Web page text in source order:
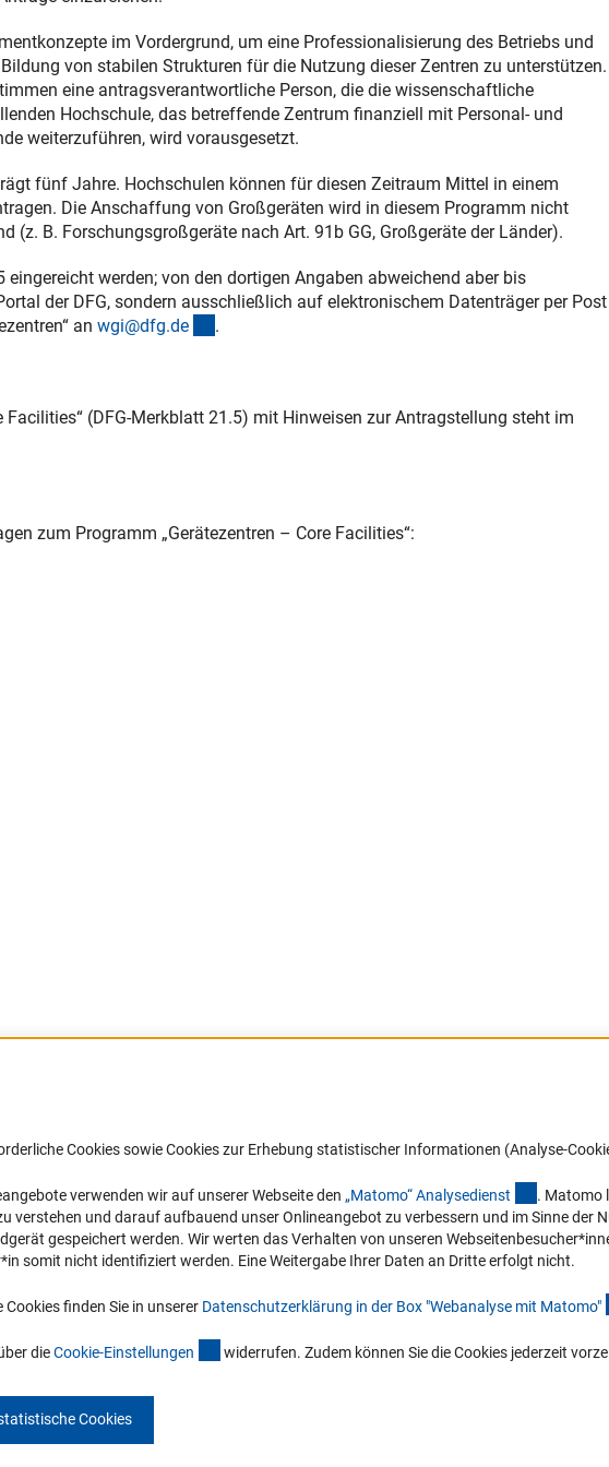
im Vordergrund, um eine Professionalisierung des Betriebs und
von stabilen Strukturen für die Nutzung dieser Zentren zu unterstützen.
eine antragsverantwortliche Person, die die wissenschaftliche
Hochschule, das betreffende Zentrum finanziell mit Personal- und
weiterzuführen, wird vorausgesetzt.
fünf Jahre. Hochschulen können für diesen Zeitraum Mittel in einem
Die Anschaffung von Großgeräten wird in diesem Programm nicht
(z. B. Forschungsgroßgeräte nach Art. 91b GG, Großgeräte der Länder).
werden; von den dortigen Angaben abweichend aber bis
der DFG, sondern ausschließlich auf elektronischem Datenträger per Post
an wgi@dfg.de .
(DFG-Merkblatt 21.5) mit Hinweisen zur Antragstellung steht im
zum Programm „Gerätezentren – Core Facilities“:
mit Behinderungen
Erklärung zur Barrierefreiheit
Barriere melden
in Ihr Mailpostfach oder schauen Sie sich
die Ausgaben online an.
Zum Newsletter
Cookies sowie Cookies zur Erhebung statistischer Informationen (Analyse-
verwenden wir auf unserer Webseite den „Matomo“ Analysedienst (externer
. Matomo
verstehen und darauf aufbauend unser Onlineangebot zu verbessern und im Sinne
gespeichert werden. Wir werten das Verhalten von unseren
somit nicht identifiziert werden. Eine Weitergabe Ihrer Daten an Dritte erfolgt nicht.
finden Sie in unserer Datenschutzerklärung in der Box "Webanalyse mit Matomo"
dieCookie-Einstellungen (interner Link)
widerrufen. Zudem können Sie die Cookies jederzeit
Cookies